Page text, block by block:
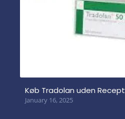
Køb Tradolan uden Recept
January 16, 2025